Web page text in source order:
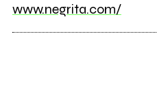
www.negrita.com/